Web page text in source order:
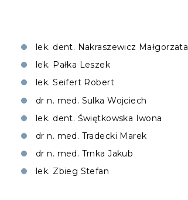
lek. dent. Nakraszewicz Małgorzata
lek. Pałka Leszek
lek. Seifert Robert
dr n. med. Sulka Wojciech
lek. dent. Świętkowska Iwona
dr n. med. Tradecki Marek
dr n. med. Trnka Jakub
lek. Zbieg Stefan